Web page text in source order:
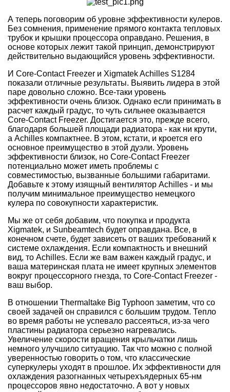
А теперь поговорим об уровне эффективности кулеров.
Без сомнения, применение прямого контакта тепловых
трубок и крышки процессора оправдано. Решения, в
основе которых лежит такой принцип, демонстрируют
действительно выдающийся уровень эффективности.
И Core-Contact Freezer и Xigmatek Achilles S1284
показали отличные результаты. Выявить лидера в этой
паре довольно сложно. Все-таки уровень
эффективности очень близок. Однако если принимать в
расчет каждый градус, то чуть сильнее оказывается
Core-Contact Freezer. Достигается это, прежде всего,
благодаря большей площади радиатора - как ни крути,
а Achilles компактнее. В этом, кстати, и кроется его
основное преимущество в этой дуэли. Уровень
эффективности близок, но Core-Contact Freezer
потенциально может иметь проблемы с
совместимостью, вызванные большими габаритами.
Добавьте к этому изящный вентилятор Achilles - и мы
получим минимальное преимущество немецкого
кулера по совокупности характеристик.
Мы же от себя добавим, что покупка и продукта
Xigmatek, и Sunbeamtech будет оправдана. Все, в
конечном счете, будет зависеть от ваших требований к
системе охлаждения. Если компактность и внешний
вид, то Achilles. Если же вам важен каждый градус, и
ваша материнская плата не имеет крупных элементов
вокруг процессорного гнезда, то Core-Contact Freezer -
ваш выбор.
В отношении Thermaltake Big Typhoon заметим, что со
своей задачей он справился с большим трудом. Тепло
во время работы не успевало рассеяться, из-за чего
пластины радиатора серьезно нагревались.
Увеличение скорости вращения крыльчатки лишь
немного улучшило ситуацию. Так что можно с полной
уверенностью говорить о том, что классические
суперкулеры уходят в прошлое. Их эффективности для
охлаждения разогнанных четырехъядерных 65-нм
процессоров явно недостаточно. А вот у новых